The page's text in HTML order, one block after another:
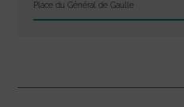
Place du Général de Gaulle